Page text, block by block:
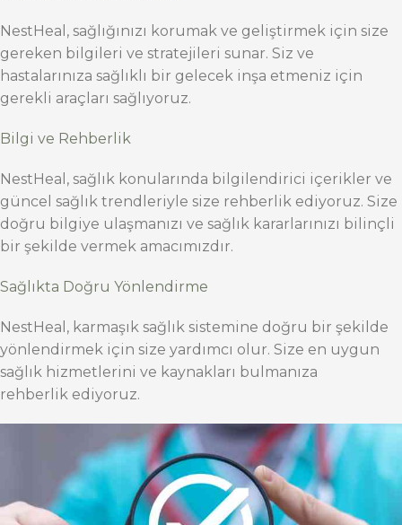
NestHeal, sağlığınızı korumak ve geliştirmek için size
gereken bilgileri ve stratejileri sunar. Siz ve
hastalarınıza sağlıklı bir gelecek inşa etmeniz için
gerekli araçları sağlıyoruz.
Bilgi ve Rehberlik
NestHeal, sağlık konularında bilgilendirici içerikler ve
güncel sağlık trendleriyle size rehberlik ediyoruz. Size
doğru bilgiye ulaşmanızı ve sağlık kararlarınızı bilinçli
bir şekilde vermek amacımızdır.
Sağlıkta Doğru Yönlendirme
NestHeal, karmaşık sağlık sistemine doğru bir şekilde
yönlendirmek için size yardımcı olur. Size en uygun
sağlık hizmetlerini ve kaynakları bulmanıza
rehberlik ediyoruz.